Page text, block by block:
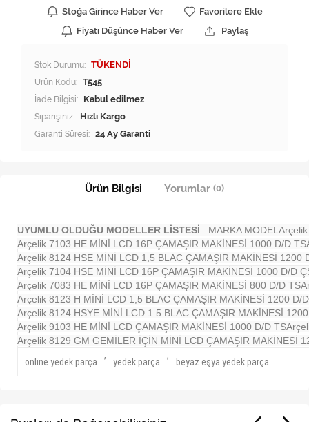
Stoğa Girince Haber Ver
Favorilere Ekle
Fiyatı Düşünce Haber Ver
Paylaş
Stok Durumu: TÜKENDİ
Ürün Kodu: T545
İade Bilgisi:
Siparişiniz: Hızlı Kargo
Garanti Süresi: 24 Ay Garanti
Ürün Bilgisi Yorumlar (0)
UYUMLU OLDUĞU MODELLER LİSTESİ MARKA MODEL
Arçelik 7103 HE MİNİ LCD 16P ÇAMAŞIR MAKİNESİ 1000 D/D TS
Arçelik 8124 HSE MİNİ LCD 1,5 BLAC ÇAMAŞIR MAKİNESİ 1200
Arçelik 7104 HSE MİNİ LCD 16P ÇAMAŞIR MAKİNESİ 1000 D/D
Arçelik 7083 HE MİNİ LCD 16P ÇAMAŞIR MAKİNESİ 800 D/D TS
Arçelik 8123 H MİNİ LCD 1,5 BLAC ÇAMAŞIR MAKİNESİ 1200 D/
Arçelik 8124 HSYE MİNİ LCD 1.5 BLAC ÇAMAŞIR MAKİNESİ
Arçelik 9103 HE MİNİ LCD ÇAMAŞIR MAKİNESİ 1000 D/D TS
Arçelik 8129 GM GEMİLER İÇİN MİNİ LCD ÇAMAŞIR MAKİNESİ
online yedek parça
,
yedek parça
,
beyaz eşya yedek parça